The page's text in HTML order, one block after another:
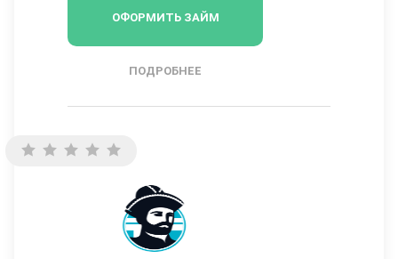
ОФОРМИТЬ ЗАЙМ
ПОДРОБНЕЕ